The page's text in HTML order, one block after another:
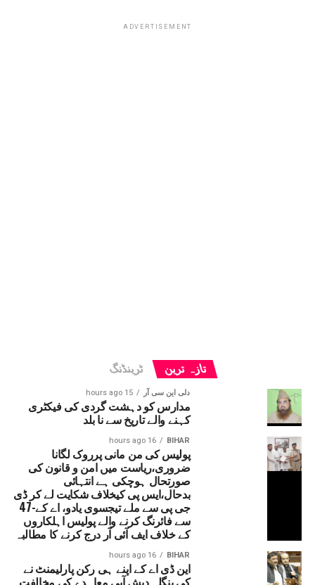
ADVERTISEMENT
تازہ ترین ٹرینڈنگ
دلی این سی آر 15 hours ago
مدارس کو دہشت گردی کی فیکٹری
کہنے والے تاریخ سے نا بلد
BIHAR
16 hours ago
پولیس کی من مانی پرروک لگانا
ضروری،ریاست میں امن و قانون کی
صورتحال ہوچکی ہے انتہائی
بدحال،ایس پی کیخلاف شکایت لے کر ڈی
جی پی سے ملے تیجسوی یادو، اے کے-47
سے فائرنگ کرنے والے پولیس اہلکاروں
کے خلاف ایف آئی آر درج کرنے کا مطالبہ
BIHAR
16 hours ago
این ڈی اے کے اپنے ہی رکن پارلیمنٹ نے
کی بنگلہ دیش آبی معاہدے کی مخالفت